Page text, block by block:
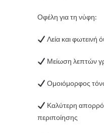
Οφέλη για τη νύφη:
Λεία και φωτεινή
Μείωση λεπτών
Ομοιόμορφος
Καλύτερη
περιποίησης